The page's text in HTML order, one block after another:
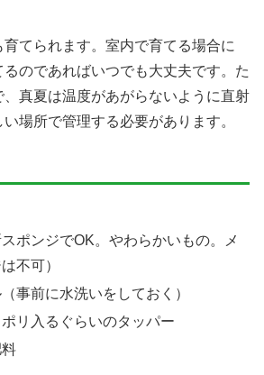
てられます。室内で育てる場合に
のであればいつでも大丈夫です。た
真夏は温度があがらないように直射
場所で管理する必要があります。
ポンジでOK。やわらかいもの。メ
不可）
事前に水洗いをしておく）
リ入るぐらいのタッパー